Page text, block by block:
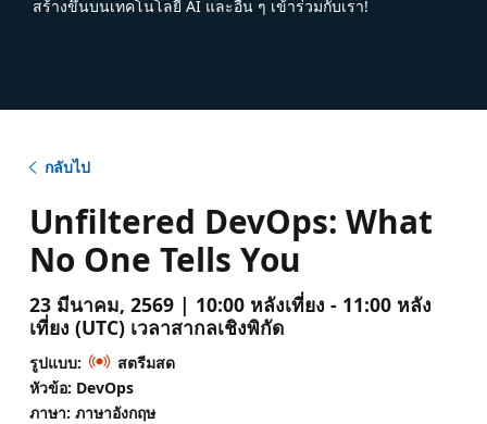
สร้างขึ้นบนเทคโนโลยี AI และอื่น ๆ เข้าร่วมกับเรา!
กลับไป
Unfiltered DevOps: What
No One Tells You
23 มีนาคม, 2569 | 10:00 หลังเที่ยง - 11:00 หลัง
เที่ยง (UTC) เวลาสากลเชิงพิกัด
รูปแบบ:
สตรีมสด
หัวข้อ: DevOps
ภาษา: ภาษาอังกฤษ